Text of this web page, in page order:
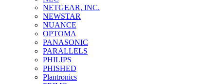
NETGEAR, INC.
NEWSTAR
NUANCE
OPTOMA
PANASONIC
PARALLELS
PHILIPS
PHISHED
Plantronics